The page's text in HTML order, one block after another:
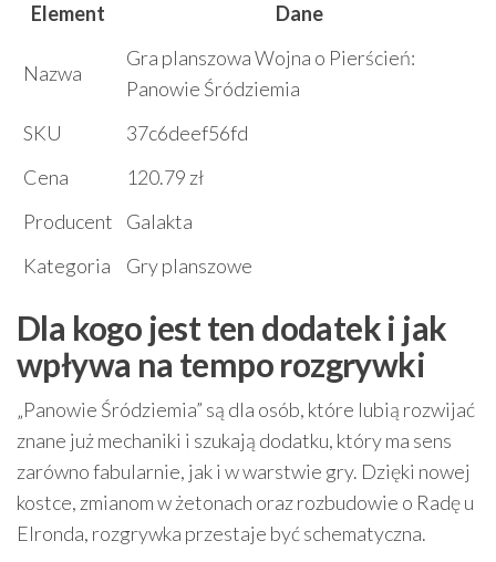
Element
Dane
Nazwa
Gra planszowa Wojna o Pierścień:
Panowie Śródziemia
SKU
37c6deef56fd
Cena
120.79 zł
Producent
Galakta
Kategoria
Gry planszowe
Dla kogo jest ten dodatek i jak
wpływa na tempo rozgrywki
„Panowie Śródziemia” są dla osób, które lubią rozwijać
znane już mechaniki i szukają dodatku, który ma sens
zarówno fabularnie, jak i w warstwie gry. Dzięki nowej
kostce, zmianom w żetonach oraz rozbudowie o Radę u
Elronda, rozgrywka przestaje być schematyczna.